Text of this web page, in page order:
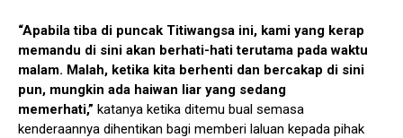
“Apabila tiba di puncak Titiwangsa ini, kami yang kerap
memandu di sini akan berhati-hati terutama pada waktu
malam. Malah, ketika kita berhenti dan bercakap di sini
pun, mungkin ada haiwan liar yang sedang
memerhati,” katanya ketika ditemu bual semasa
kenderaannya dihentikan bagi memberi laluan kepada pihak